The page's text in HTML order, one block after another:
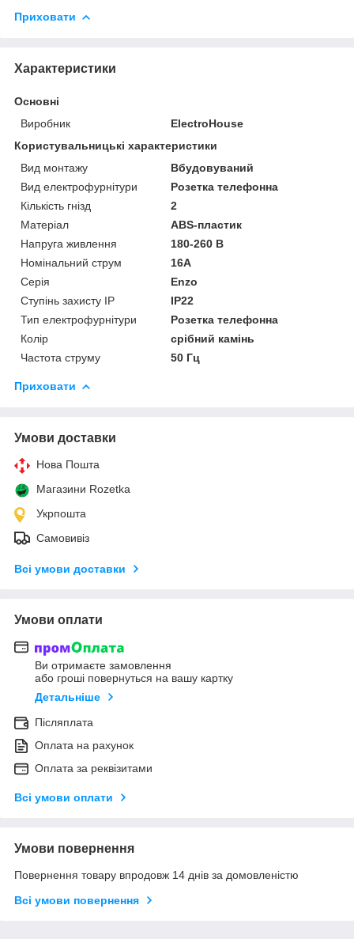
Приховати
Характеристики
Основні
Виробник
ElectroHouse
Користувальницькі характеристики
Вид монтажу
Вбудовуваний
Вид електрофурнітури
Розетка телефонна
Кількість гнізд
2
Матеріал
ABS-пластик
Напруга живлення
180-260 В
Номінальний струм
16А
Серія
Enzo
Ступінь захисту IP
IP22
Тип електрофурнітури
Розетка телефонна
Колір
срібний камінь
Частота струму
50 Гц
Приховати
Умови доставки
Нова Пошта
Магазини Rozetka
Укрпошта
Самовивіз
Всі умови доставки
Умови оплати
Ви отримаєте замовлення
або гроші повернуться на вашу картку
Детальніше
Післяплата
Оплата на рахунок
Оплата за реквізитами
Всі умови оплати
Умови повернення
Повернення товару впродовж 14 днів за домовленістю
Всі умови повернення